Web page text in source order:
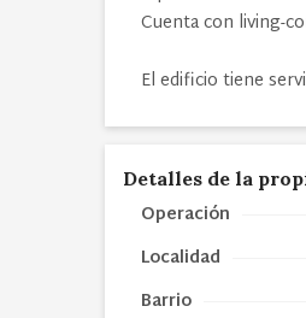
Cuenta con living-
El edificio tiene
Detalles de la
Operación
Localidad
Barrio